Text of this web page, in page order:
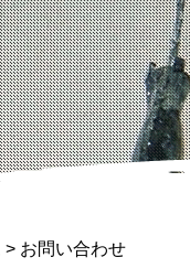
> お問い合わせ